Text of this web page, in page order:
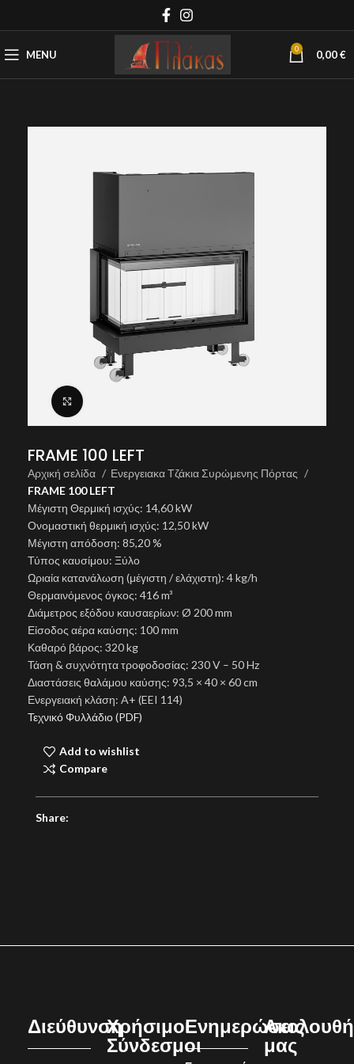
MENU 0 0,00€
FRAME 100 LEFT
Αρχική σελίδα
Ενεργειακα Τζάκια Συρώμενης Πόρτας
FRAME 100 LEFT
Μέγιστη Θερμική ισχύς: 14,60 kW
Ονομαστική θερμική ισχύς: 12,50 kW
Μέγιστη απόδοση: 85,20 %
Τύπος καυσίμου: Ξύλο
Ωριαία κατανάλωση (μέγιστη / ελάχιστη): 4 kg/h
Θερμαινόμενος όγκος: 416 m³
Διάμετρος εξόδου καυσαερίων: Ø 200 mm
Είσοδος αέρα καύσης: 100 mm
Καθαρό βάρος: 320 kg
Τάση & συχνότητα τροφοδοσίας: 230 V – 50 Hz
Διαστάσεις θαλάμου καύσης: 93,5 × 40 × 60 cm
Ενεργειακή κλάση: A+ (EEI 114)
Τεχνικό Φυλλάδιο (PDF)
Add to wishlist
Compare
Share:
ΔιεύθυνσηΧρήσιμοι
Σύνδεσμοι
Ενημερώσεις
μας